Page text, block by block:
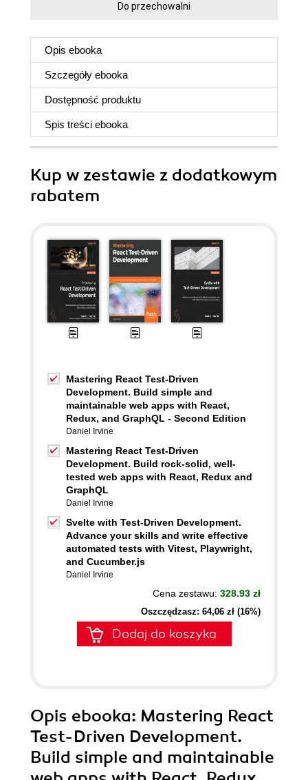
Do przechowalni
Opis ebooka
Szczegóły ebooka
Dostępność produktu
Spis treści ebooka
Kup w zestawie z dodatkowym
rabatem
Mastering React Test-Driven
Development. Build simple and
maintainable web apps with React,
Redux, and GraphQL - Second Edition
Daniel Irvine
Mastering React Test-Driven
Development. Build rock-solid, well-
tested web apps with React, Redux and
GraphQL
Daniel Irvine
Svelte with Test-Driven Development.
Advance your skills and write effective
automated tests with Vitest, Playwright,
and Cucumber.js
Daniel Irvine
Cena zestawu: 328.93 zł
Oszczędzasz: 64,06 zł (16%)
Dodaj do koszyka
Opis ebooka: Mastering React
Test-Driven Development.
Build simple and maintainable